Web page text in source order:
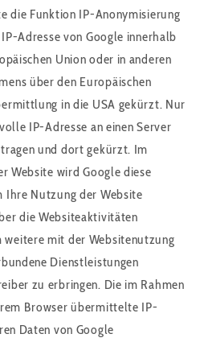
die Funktion IP-Anonymisierung
Adresse von Google innerhalb
Union oder in anderen
über den Europäischen
in die USA gekürzt. Nur
IP-Adresse an einen Server
und dort gekürzt. Im
Website wird Google diese
Ihre Nutzung der Website
die Websiteaktivitäten
mit der Websitenutzung
Dienstleistungen
zu erbringen. Die im Rahmen
Browser übermittelte IP-
Daten von Google